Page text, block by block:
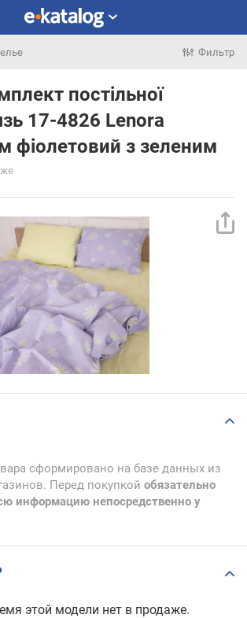
Фильтр
постільної
17-4826 Lenora
фіолетовий з зеленим
сформировано на базе данных из
Перед покупкой обязательно
информацию непосредственно у
этой модели нет в продаже.